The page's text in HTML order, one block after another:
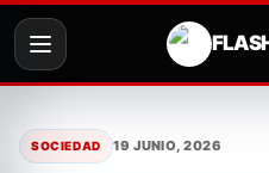
contenido
SOCIEDAD 19 JUNIO, 2026